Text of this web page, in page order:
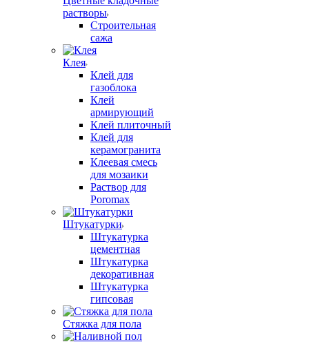
растворы
Строительная
сажа
Клея
Клей для
газоблока
Клей
армирующий
Клей плиточный
Клей для
керамогранита
Клеевая смесь
для мозаики
Раствор для
Poromax
Штукатурки
Штукатурка
цементная
Штукатурка
декоративная
Штукатурка
гипсовая
Стяжка для пола